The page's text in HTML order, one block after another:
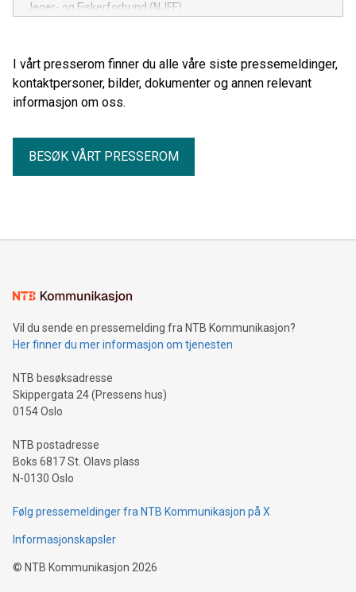
Jeger- og Fiskerforbund (NJFF).
I vårt presserom finner du alle våre siste pressemeldinger,
kontaktpersoner, bilder, dokumenter og annen relevant
informasjon om oss.
BESØK VÅRT PRESSEROM
Vil du sende en pressemelding fra NTB Kommunikasjon?
Her finner du mer informasjon om tjenesten
NTB besøksadresse
Skippergata 24 (Pressens hus)
0154 Oslo
NTB postadresse
Boks 6817 St. Olavs plass
N-0130 Oslo
Følg pressemeldinger fra NTB Kommunikasjon på X
Informasjonskapsler
© NTB Kommunikasjon 2026